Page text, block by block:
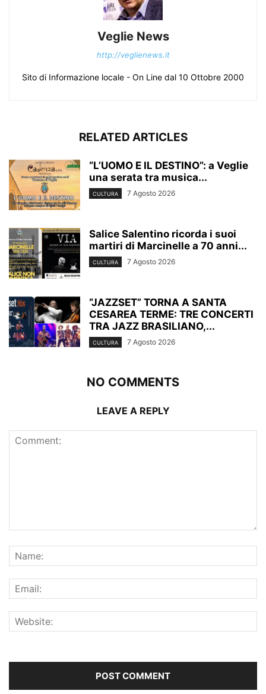
Veglie News
http://veglienews.it
Sito di Informazione locale - On Line dal 10 Ottobre 2000
RELATED ARTICLES
“L’UOMO E IL DESTINO”: a Veglie
una serata tra musica...
CULTURA 7 Agosto 2026
Salice Salentino ricorda i suoi
martiri di Marcinelle a 70 anni...
CULTURA 7 Agosto 2026
“JAZZSET” TORNA A SANTA
CESAREA TERME: TRE CONCERTI
TRA JAZZ BRASILIANO,...
CULTURA 7 Agosto 2026
NO COMMENTS
LEAVE A REPLY